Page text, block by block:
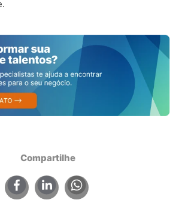
Compartilhe